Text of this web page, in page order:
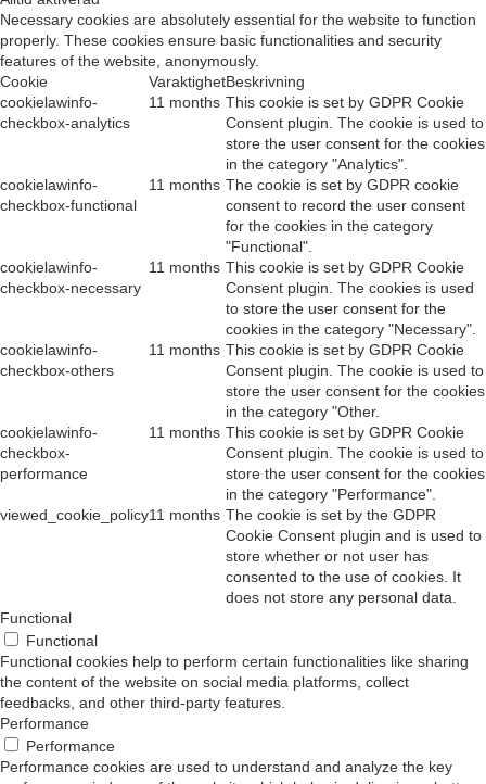
Necessary cookies are absolutely essential for the website to function
properly. These cookies ensure basic functionalities and security
features of the website, anonymously.
Cookie
VaraktighetBeskrivning
cookielawinfo-
checkbox-analytics
11 months This cookie is set by GDPR Cookie
Consent plugin. The cookie is used to
store the user consent for the cookies
in the category "Analytics".
cookielawinfo-
checkbox-functional
11 months The cookie is set by GDPR cookie
consent to record the user consent
for the cookies in the category
"Functional".
cookielawinfo-
checkbox-necessary
11 months This cookie is set by GDPR Cookie
Consent plugin. The cookies is used
to store the user consent for the
cookies in the category "Necessary".
cookielawinfo-
checkbox-others
11 months This cookie is set by GDPR Cookie
Consent plugin. The cookie is used to
store the user consent for the cookies
in the category "Other.
cookielawinfo-
checkbox-
performance
11 months This cookie is set by GDPR Cookie
Consent plugin. The cookie is used to
store the user consent for the cookies
in the category "Performance".
viewed_cookie_policy11 months The cookie is set by the GDPR
Cookie Consent plugin and is used to
store whether or not user has
consented to the use of cookies. It
does not store any personal data.
Functional
Functional
Functional cookies help to perform certain functionalities like sharing
the content of the website on social media platforms, collect
feedbacks, and other third-party features.
Performance
Performance
Performance cookies are used to understand and analyze the key